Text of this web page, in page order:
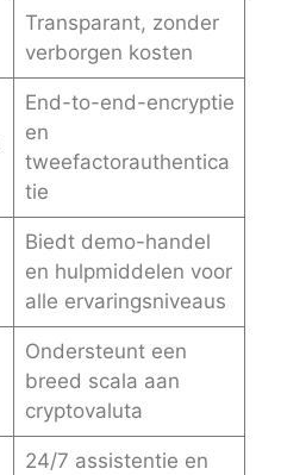
Transparant, zonder
verborgen kosten
End-to-end-encryptie
en
tweefactorauthentica
tie
Biedt demo-handel
en hulpmiddelen voor
alle ervaringsniveaus
Ondersteunt een
breed scala aan
cryptovaluta
24/7 assistentie en